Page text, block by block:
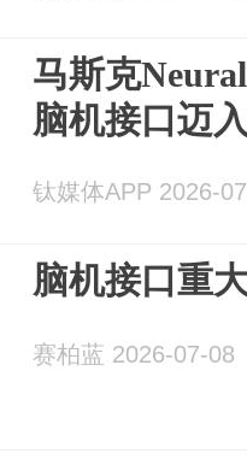
马斯克
脑机接口迈
钛媒体APP 2026-
脑机接口重
赛柏蓝 2026-07-08